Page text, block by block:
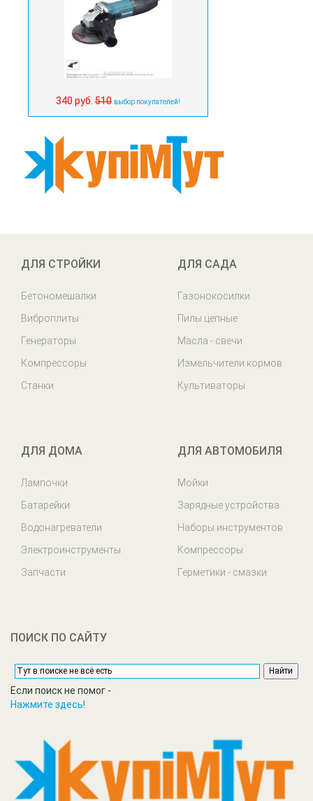
340 руб. 510 выбор покупателей!
ДЛЯ СТРОЙКИ
Бетономешалки
Виброплиты
Генераторы
Компрессоры
Станки
ДЛЯ САДА
Газонокосилки
Пилы цепные
Масла - свечи
Измельчители кормов
Культиваторы
ДЛЯ ДОМА
Лампочки
Батарейки
Водонагреватели
Электроинструменты
Запчасти
ДЛЯ АВТОМОБИЛЯ
Мойки
Зарядные устройства
Наборы инструментов
Компрессоры
Герметики - смазки
ПОИСК ПО САЙТУ
Если поиск не помог -
Нажмите здесь!